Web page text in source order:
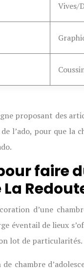
Vives/
proposant des
l’ado, pour que
faire
d’une
éventail de lieux
lot de particularités.
chambre